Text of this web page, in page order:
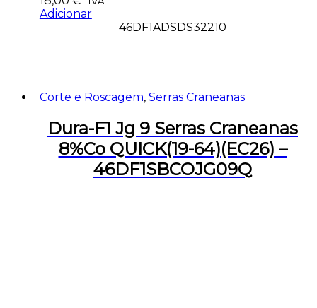
Adicionar
46DF1ADSDS32210
Corte e Roscagem, Serras Craneanas
Dura-F1 Jg 9 Serras Craneanas
8%Co QUICK(19-64)(EC26) –
46DF1SBCOJG09Q